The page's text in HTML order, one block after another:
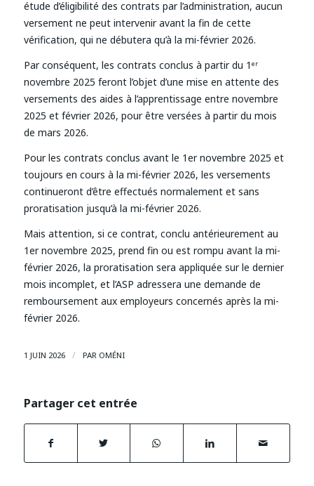
étude d’éligibilité des contrats par l’administration, aucun
versement ne peut intervenir avant la fin de cette
vérification, qui ne débutera qu’à la mi-février 2026.
Par conséquent, les contrats conclus à partir du 1ᵉʳ
novembre 2025 feront l’objet d’une mise en attente des
versements des aides à l’apprentissage entre novembre
2025 et février 2026, pour être versées à partir du mois
de mars 2026.
Pour les contrats conclus avant le 1er novembre 2025 et
toujours en cours à la mi-février 2026, les versements
continueront d’être effectués normalement et sans
proratisation jusqu’à la mi-février 2026.
Mais attention, si ce contrat, conclu antérieurement au
1er novembre 2025, prend fin ou est rompu avant la mi-
février 2026, la proratisation sera appliquée sur le dernier
mois incomplet, et l’ASP adressera une demande de
remboursement aux employeurs concernés après la mi-
février 2026.
1 JUIN 2026 / PAR OMÉNI
Partager cet entrée